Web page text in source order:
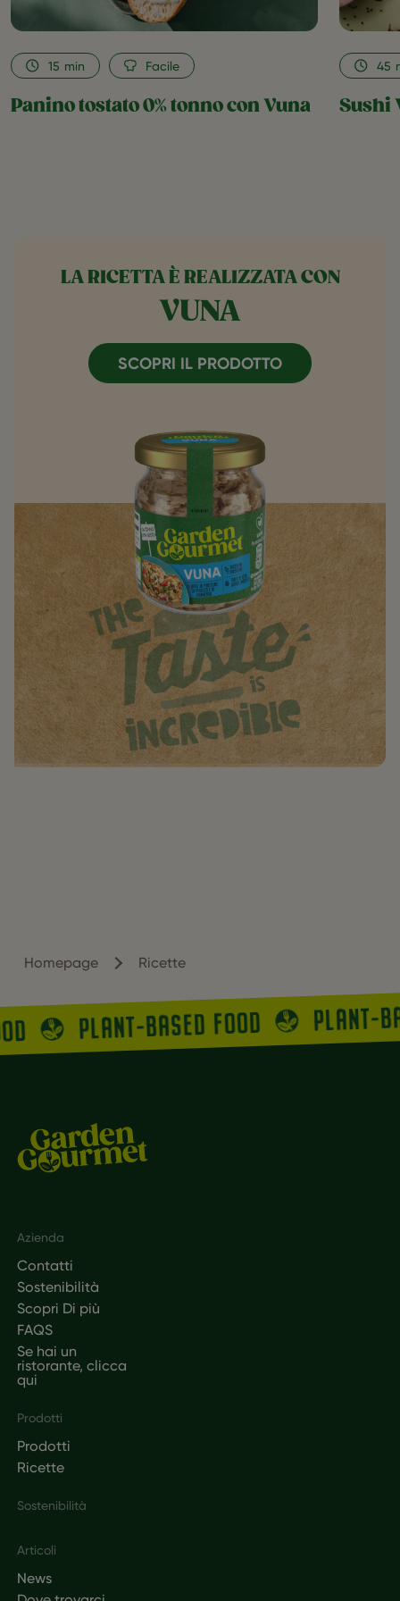
Panino tostato 0% tonno con Vuna
15 min Facile
Sushi
45
LA RICETTA È REALIZZATA CON
VUNA
SCOPRI IL PRODOTTO
Homepage Ricette
PLANT-BASED FOOD PLANT-
Footer
Azienda
Contatti
Sostenibilità
Scopri Di più
FAQS
Se hai un
ristorante, clicca
qui
Prodotti
Prodotti
Ricette
Sostenibilità
Articoli
News